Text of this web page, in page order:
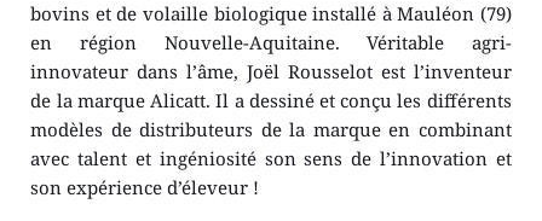
bovins et de volaille biologique installé à Mauléon (79)
en région Nouvelle-Aquitaine. Véritable agri-
innovateur dans l’âme, Joël Rousselot est l’inventeur
de la marque Alicatt. Il a dessiné et conçu les différents
modèles de distributeurs de la marque en combinant
avec talent et ingéniosité son sens de l’innovation et
son expérience d’éleveur !